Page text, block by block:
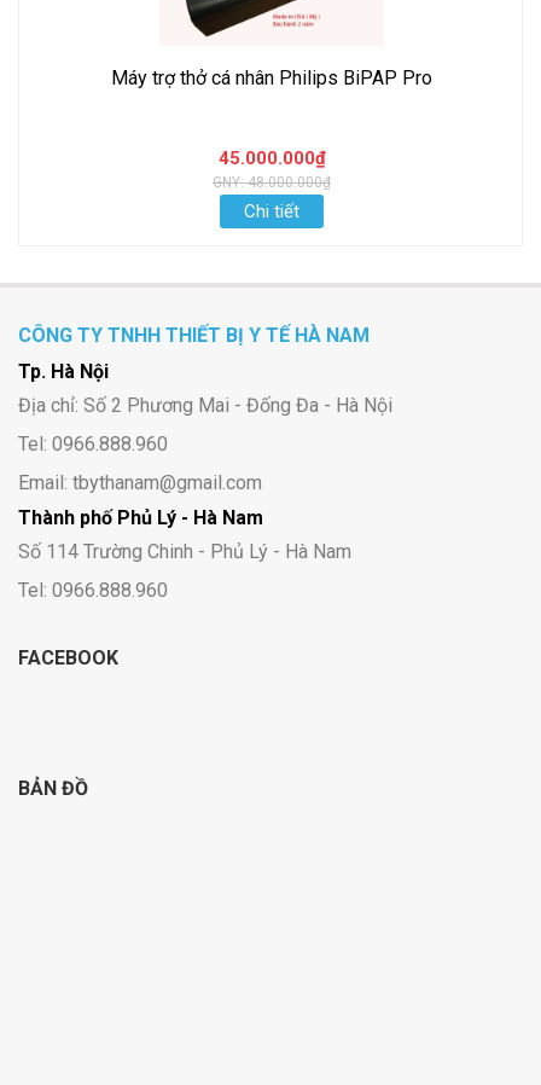
Máy trợ thở cá nhân Philips BiPAP Pro
45.000.000₫
GNY: 48.000.000₫
Chi tiết
CÔNG TY TNHH THIẾT BỊ Y TẾ HÀ NAM
Tp. Hà Nội
Địa chỉ: Số 2 Phương Mai - Đống Đa - Hà Nội
Tel: 0966.888.960
Email: tbythanam@gmail.com
Thành phố Phủ Lý - Hà Nam
Số 114 Trường Chinh - Phủ Lý - Hà Nam
Tel: 0966.888.960
FACEBOOK
BẢN ĐỒ